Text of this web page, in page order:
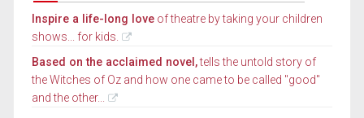
Inspire a life-long love of theatre by taking your children
shows... for kids.
Based on the acclaimed novel,tells the untold story of
the Witches of Oz and how one came to be called "good"
and the other...